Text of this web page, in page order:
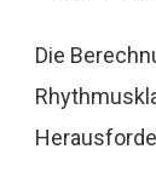
Die